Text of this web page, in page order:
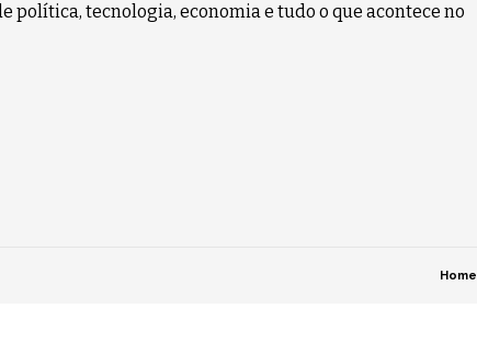
política, tecnologia, economia e tudo o que acontece no
Home